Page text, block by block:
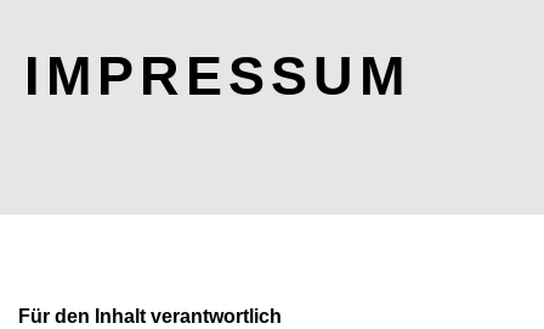
IMPRESSUM
Für den Inhalt verantwortlich